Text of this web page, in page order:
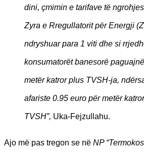
dini, çmimin e tarifave të
Zyra e Rregullatorit për Energji
ndryshuar para 1 viti dhe si
konsumatorët banesorë
metër katror plus TVSH-ja,
afariste 0.95 euro për metër
TVSH”, Uka-Fejzullahu.
Ajo më pas tregon se në NP